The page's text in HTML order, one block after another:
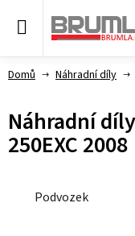
Domů Náhradní díly
Náhradní
250EXC 2008
Podvozek